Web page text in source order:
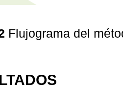
Flujograma del